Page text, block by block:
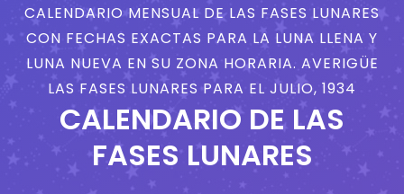
CALENDARIO MENSUAL DE LAS FASES LUNARES
CON FECHAS EXACTAS PARA LA LUNA LLENA Y
LUNA NUEVA EN SU ZONA HORARIA. AVERIGÜE
LAS FASES LUNARES PARA EL JULIO, 1934
CALENDARIO DE LAS
FASES LUNARES